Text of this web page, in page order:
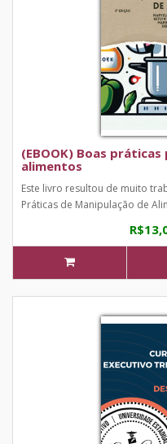
(EBOOK) Boas
alimentos
Este livro resultou de muito
Práticas de Manipulação de